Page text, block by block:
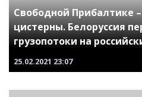
Свободной Прибалтике
цистерны. Белоруссия
грузопотоки на
25.02.2021 23:07